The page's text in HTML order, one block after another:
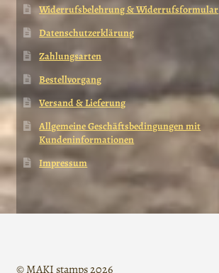
Widerrufsbelehrung & Widerrufsformular
Datenschutzerklärung
Zahlungsarten
Bestellvorgang
Versand & Lieferung
Allgemeine Geschäftsbedingungen mit
Kundeninformationen
Impressum
© MAKI stamps 2026